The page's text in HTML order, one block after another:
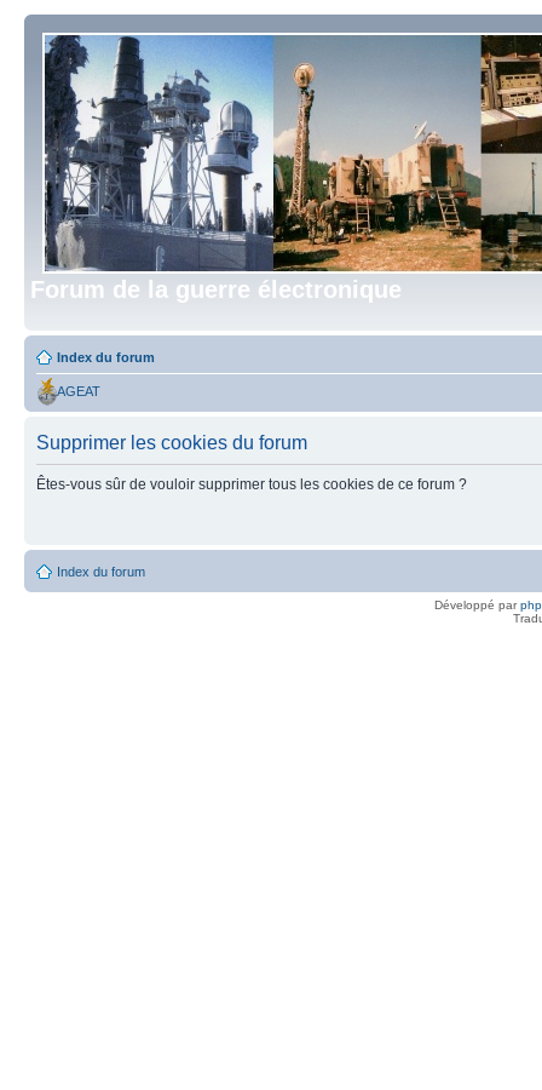
Forum de la guerre électronique
Index du forum
AGEAT
Supprimer les cookies du forum
Êtes-vous sûr de vouloir supprimer tous les cookies de ce forum ?
Index du forum
Développé par